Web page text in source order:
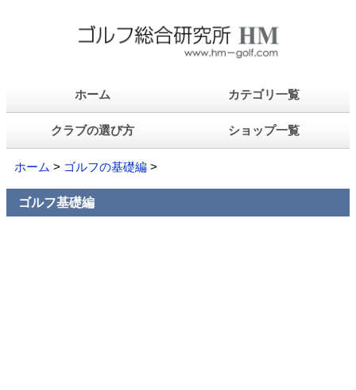
ホーム カテゴリ一覧
クラブの選び方 ショップ一覧
ホーム > ゴルフの基礎編 >
ゴルフ基礎編